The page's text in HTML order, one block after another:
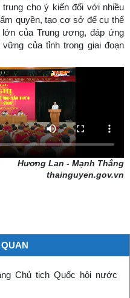
cho ý kiến đối với nhiều
quyền, tạo cơ sở để cụ thể
của Trung ương, đáp ứng
của tỉnh trong giai đoạn
Hương Lan - Mạnh Thắng
thainguyen.gov.vn
Chủ tịch Quốc hội nước